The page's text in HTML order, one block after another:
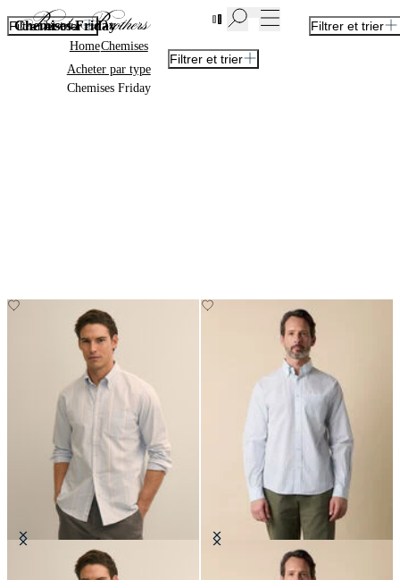
Nouvelles pièces en Soldes | Jusqu'à -50%
HomeChemises
Acheter par type
Chemises Friday
Filtrer et trier
Chemises Friday Filtrer et trier
Filtrer et trier
Chemise Friday Regular Fit en
Chemise Friday Regular Fit à Col